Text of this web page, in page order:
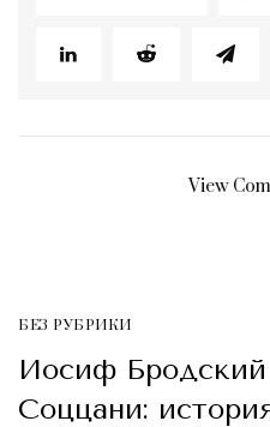
View
БЕЗ РУБРИКИ
Иосиф
Соццани: